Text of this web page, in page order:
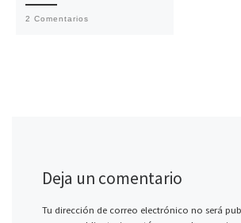
2 Comentarios
Deja un comentario
Tu dirección de correo electrónico no será